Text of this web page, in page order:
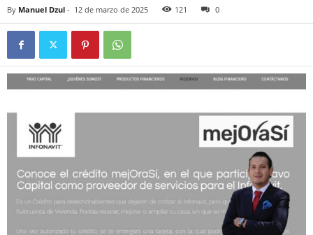
By Manuel Dzul - 12 de marzo de 2025 121 0